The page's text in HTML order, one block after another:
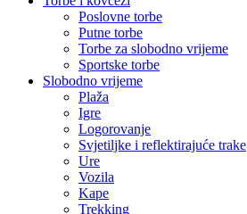
Poslovne torbe
Putne torbe
Torbe za slobodno vrijeme
Sportske torbe
Slobodno vrijeme
Plaža
Igre
Logorovanje
Svjetiljke i reflektirajuće trake
Ure
Vozila
Kape
Trekking